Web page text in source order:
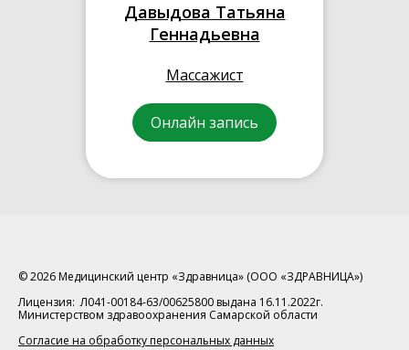
Давыдова Татьяна
Геннадьевна
Массажист
Онлайн запись
© 2026 Медицинский центр «Здравница» (ООО «ЗДРАВНИЦА»)
Лицензия: Л041-00184-63/00625800 выдана 16.11.2022г.
Министерством здравоохранения Самарской области
Согласие на обработку персональных данных